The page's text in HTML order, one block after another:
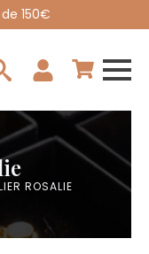
150€
ROSALIE